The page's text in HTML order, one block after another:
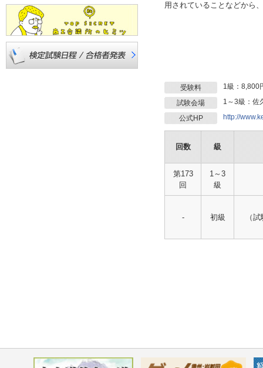
用されていることなどから
受験料
1級：8,800
試験会場
1～3級：佐
公式HP
http://
回数 級
第173
回
1～3
級
- 初級 （